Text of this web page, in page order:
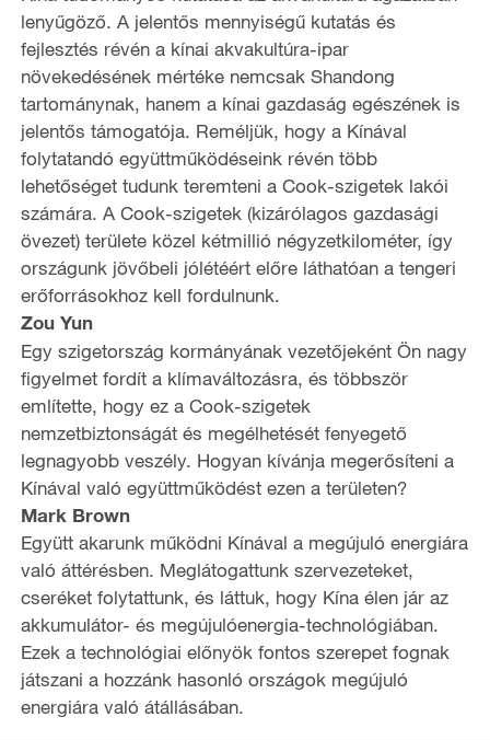
lenyűgöző. A jelentős mennyiségű kutatás és
fejlesztés révén a kínai akvakultúra-ipar
növekedésének mértéke nemcsak Shandong
tartománynak, hanem a kínai gazdaság egészének is
jelentős támogatója. Reméljük, hogy a Kínával
folytatandó együttműködéseink révén több
lehetőséget tudunk teremteni a Cook-szigetek lakói
számára. A Cook-szigetek (kizárólagos gazdasági
övezet) területe közel kétmillió négyzetkilométer, így
országunk jövőbeli jólétéért előre láthatóan a tengeri
erőforrásokhoz kell fordulnunk.
Zou Yun
Egy szigetország kormányának vezetőjeként Ön nagy
figyelmet fordít a klímaváltozásra, és többször
említette, hogy ez a Cook-szigetek
nemzetbiztonságát és megélhetését fenyegető
legnagyobb veszély. Hogyan kívánja megerősíteni a
Kínával való együttműködést ezen a területen?
Mark Brown
Együtt akarunk működni Kínával a megújuló energiára
való áttérésben. Meglátogattunk szervezeteket,
cseréket folytattunk, és láttuk, hogy Kína élen jár az
akkumulátor- és megújulóenergia-technológiában.
Ezek a technológiai előnyök fontos szerepet fognak
játszani a hozzánk hasonló országok megújuló
energiára való átállásában.